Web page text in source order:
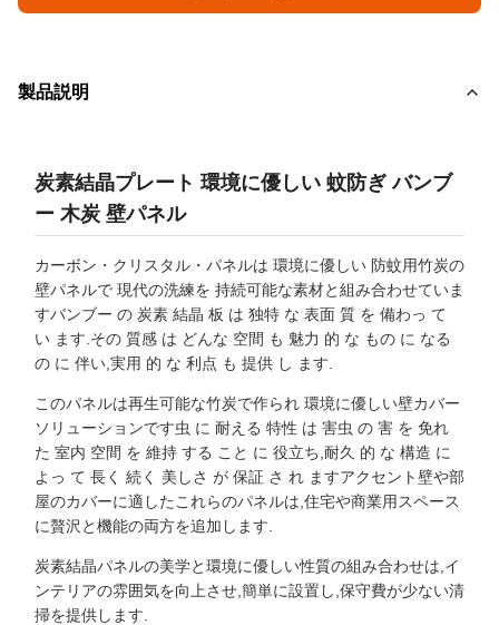
製品説明
炭素結晶プレート 環境に優しい 蚊防ぎ バンブ
ー 木炭 壁パネル
カーボン・クリスタル・パネルは 環境に優しい 防蚊用竹炭の
壁パネルで 現代の洗練を 持続可能な素材と組み合わせていま
すバンブー の 炭素 結晶 板 は 独特 な 表面 質 を 備わっ て
い ます.その 質感 は どんな 空間 も 魅力 的 な もの に なる
の に 伴い,実用 的 な 利点 も 提供 し ます.
このパネルは再生可能な竹炭で作られ 環境に優しい壁カバー
ソリューションです虫 に 耐える 特性 は 害虫 の 害 を 免れ
た 室内 空間 を 維持 する こと に 役立ち,耐久 的 な 構造 に
よっ て 長く 続く 美しさ が 保証 さ れ ますアクセント壁や部
屋のカバーに適したこれらのパネルは,住宅や商業用スペース
に贅沢と機能の両方を追加します.
炭素結晶パネルの美学と環境に優しい性質の組み合わせは,イ
ンテリアの雰囲気を向上させ,簡単に設置し,保守費が少ない清
掃を提供します.